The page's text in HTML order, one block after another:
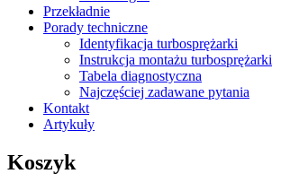
Przekładnie
Porady techniczne
Identyfikacja turbosprężarki
Instrukcja montażu turbosprężarki
Tabela diagnostyczna
Najczęściej zadawane pytania
Kontakt
Artykuły
Koszyk